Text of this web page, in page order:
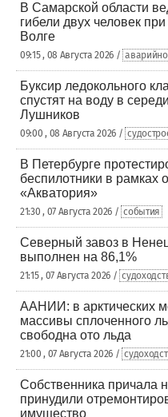
В Самарской области
гибели двух человек
Волге
09:15 , 08 Августа 2026 /
Буксир ледокольного
спустят на воду в
Лушников
09:00 , 08 Августа 2026 /
В Петербурге
беспилотники в рамках
«Акватория»
21:30 , 07 Августа 2026 / события
Северный завоз в
выполнен на 86,1%
21:15 , 07 Августа 2026 /
ААНИИ: в арктических
массивы сплоченного
свободна ото льда
21:00 , 07 Августа 2026 /
Собственника причала
принудили
имущество